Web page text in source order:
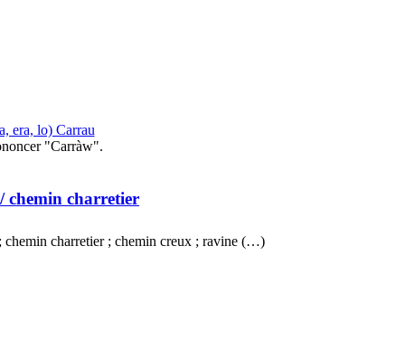
era, lo) Carrau
"Carràw".
chemin charretier
chemin charretier ; chemin creux ; ravine (…)